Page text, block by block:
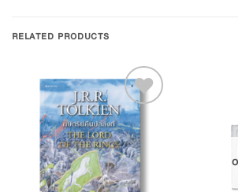
RELATED PRODUCTS
Add to
Wishlist